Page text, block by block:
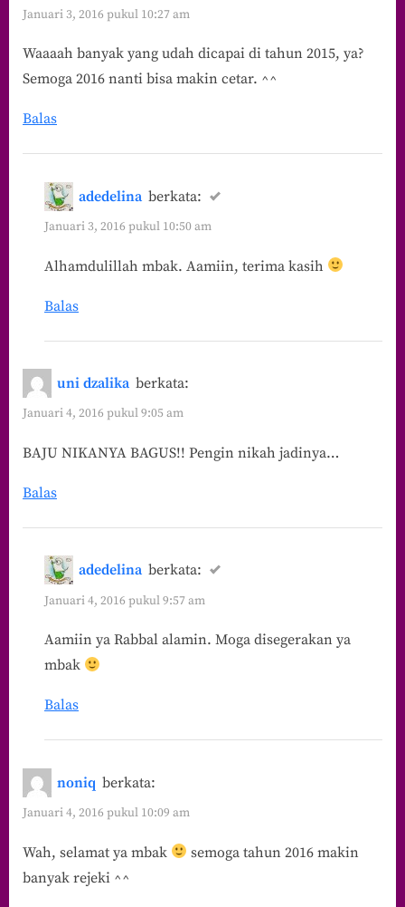
Januari 3, 2016 pukul 10:27 am
Waaaah banyak yang udah dicapai di tahun 2015, ya?
Semoga 2016 nanti bisa makin cetar. ^^
Balas
adedelina berkata:
Januari 3, 2016 pukul 10:50 am
Alhamdulillah mbak. Aamiin, terima kasih
Balas
uni dzalika berkata:
Januari 4, 2016 pukul 9:05 am
BAJU NIKANYA BAGUS!! Pengin nikah jadinya…
Balas
adedelina berkata:
Januari 4, 2016 pukul 9:57 am
Aamiin ya Rabbal alamin. Moga disegerakan ya
mbak
Balas
noniq berkata:
Januari 4, 2016 pukul 10:09 am
Wah, selamat ya mbak
semoga tahun 2016 makin
banyak rejeki ^^